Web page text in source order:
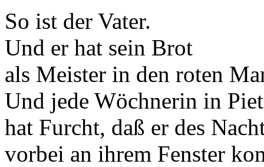
So ist der Vater.
Und er hat sein Brot
als Meister in den roten
Und jede Wöchnerin in
hat Furcht, daß er des
vorbei an ihrem Fenster